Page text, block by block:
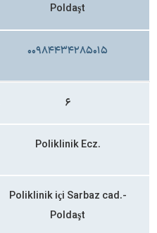
Poldaşt
۰۰۹۸۴۴۳۴۲۸۵۰۱۵
۶
Poliklinik Ecz.
Poliklinik içi Sarbaz cad.-
Poldaşt